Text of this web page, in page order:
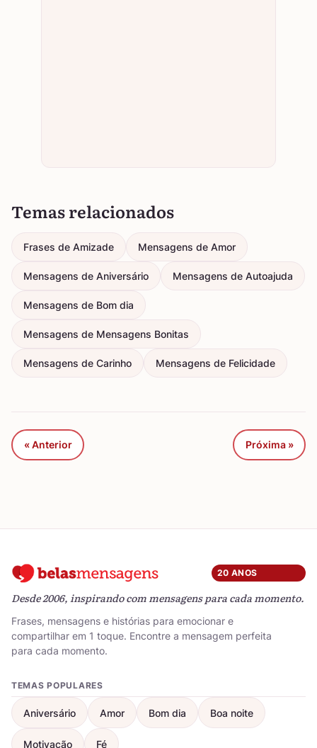
Temas relacionados
Frases de Amizade Mensagens de Amor
Mensagens de Aniversário Mensagens de Autoajuda
Mensagens de Bom dia
Mensagens de Mensagens Bonitas
Mensagens de Carinho Mensagens de Felicidade
« Anterior Próxima »
20 ANOS
Desde 2006, inspirando com mensagens para cada momento.
Frases, mensagens e histórias para emocionar e
compartilhar em 1 toque. Encontre a mensagem perfeita
para cada momento.
TEMAS POPULARES
Aniversário Amor Bom dia Boa noite
Motivação Fé